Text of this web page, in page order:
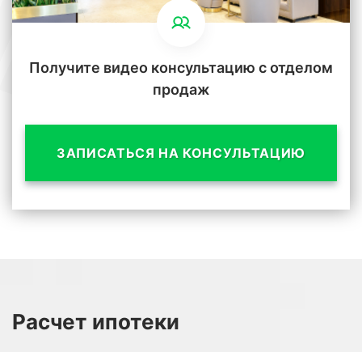
Получите видео консультацию с отделом
продаж
ЗАПИСАТЬСЯ НА КОНСУЛЬТАЦИЮ
Расчет ипотеки